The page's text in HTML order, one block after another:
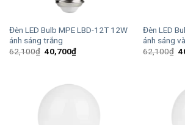
Đèn LED Bulb MPE LBD-12T 12W
ánh sáng trắng
62,100₫ Giá
gốc
40,700₫Giá
hiện
Đèn LED
ánh sáng
62,100₫